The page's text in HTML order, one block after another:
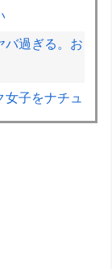
バ過ぎる。お
女子をナチュ